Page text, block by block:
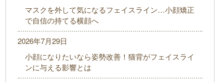
マスクを外して気になるフェイスライン…小顔矯正
で自信の持てる横顔へ
小顔になりたいなら姿勢改善！猫背がフェイスライ
ンに与える影響とは
2026年7月29日